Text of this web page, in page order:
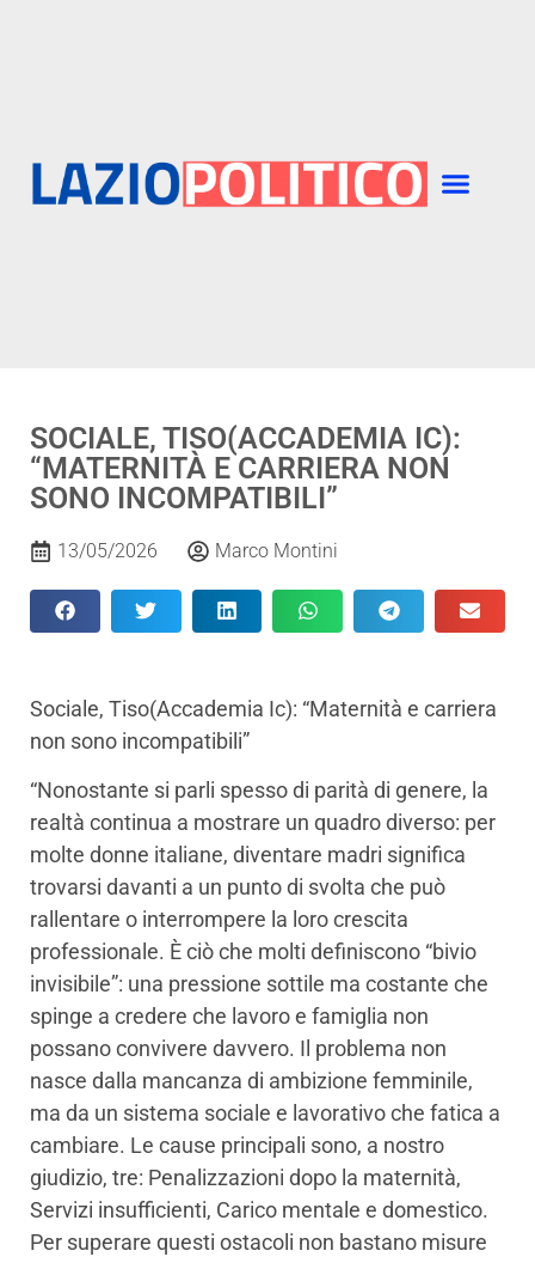
SOCIALE, TISO(ACCADEMIA IC):
“MATERNITÀ E CARRIERA NON
SONO INCOMPATIBILI”
13/05/2026 Marco Montini
Sociale, Tiso(Accademia Ic): “Maternità e carriera
non sono incompatibili”
“Nonostante si parli spesso di parità di genere, la
realtà continua a mostrare un quadro diverso: per
molte donne italiane, diventare madri significa
trovarsi davanti a un punto di svolta che può
rallentare o interrompere la loro crescita
professionale. È ciò che molti definiscono “bivio
invisibile”: una pressione sottile ma costante che
spinge a credere che lavoro e famiglia non
possano convivere davvero. Il problema non
nasce dalla mancanza di ambizione femminile,
ma da un sistema sociale e lavorativo che fatica a
cambiare. Le cause principali sono, a nostro
giudizio, tre: Penalizzazioni dopo la maternità,
Servizi insufficienti, Carico mentale e domestico.
Per superare questi ostacoli non bastano misure